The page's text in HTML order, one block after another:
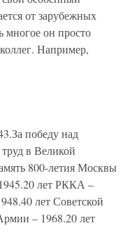
от зарубежных
многое он просто
Например,
победу над
в Великой
800-летия Москвы
лет РККА –
лет Советской
– 1968.20 лет